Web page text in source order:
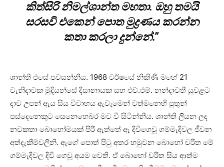
කිත්සිරි නිමල්ශාන්ත මහතා. ඔහු තමයි
සරසවි එකෙන් පොත මුද්‍රණය කරන්න
කතා කරලා දුන්නේ.”
ශාන්ති එසේ පවසන්නීය. 1968 වර්ෂයේ නිකිණි මහේ 21
වැනිදාවක මුදියන්සේ දිසානායක සහ එච්.එම්. නන්දාවතී යුවළට
දාව උපන් ඇය සිය විවාහය ඇවෑමෙන් වත්මනෙහි පුතුන්
පස්දෙනෙකුට සෙනෙහෙබර මව වී සිටින්නීය. ශාන්ති ලියන ලද
නවකතා බොහෝමයක් පිරී ඇත්තේ ඈ දිවිගෙවූ ගම්මැදිවල ජීවන
අත්දැකීම්වලිනි. ඇගේ පොත් පිටු අතර හමුවන බොහෝ චරිත මේ
ගම්මැදිවල දිවි ගෙවූ අයම වෙති. ඒ බොහෝ චරිත සිය ආත්ම